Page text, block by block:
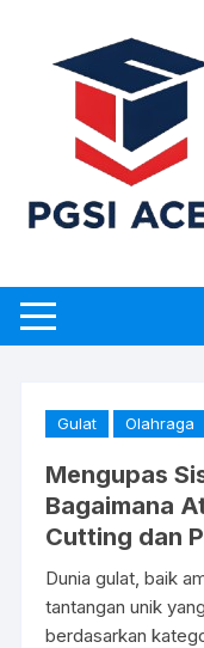
content
Gulat Olahraga
Mengupas
Bagaimana
Cutting dan
Dunia gulat, baik
tantangan unik
berdasarkan